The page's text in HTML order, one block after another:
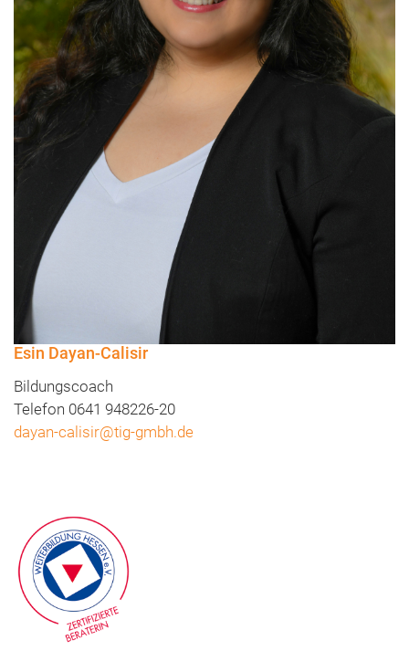
Esin Dayan-Calisir
Bildungscoach
Telefon 0641 948226-20
dayan-calisir@tig-gmbh.de